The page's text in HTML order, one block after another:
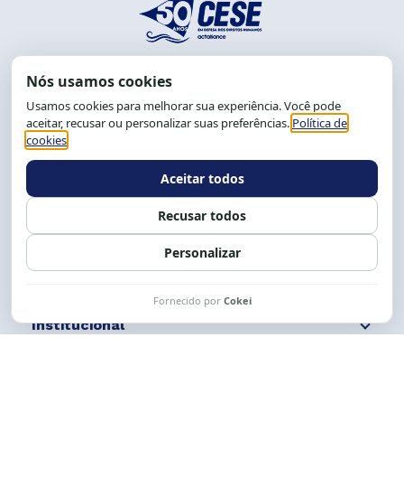
End.: R. da Graça, 150. Graça
CEP: 40.150-055
Salvador-BA, Brasil.
Tel.: (71) 2104-5457, Cel.: (71) 9 9239-2104 ou 2105
Expediente: 8h às 12h e 13 às 17h.
Siga nossas redes Fale conosco
Institucional